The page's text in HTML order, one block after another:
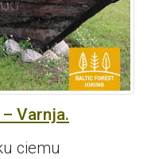
Varnja.
ciemu